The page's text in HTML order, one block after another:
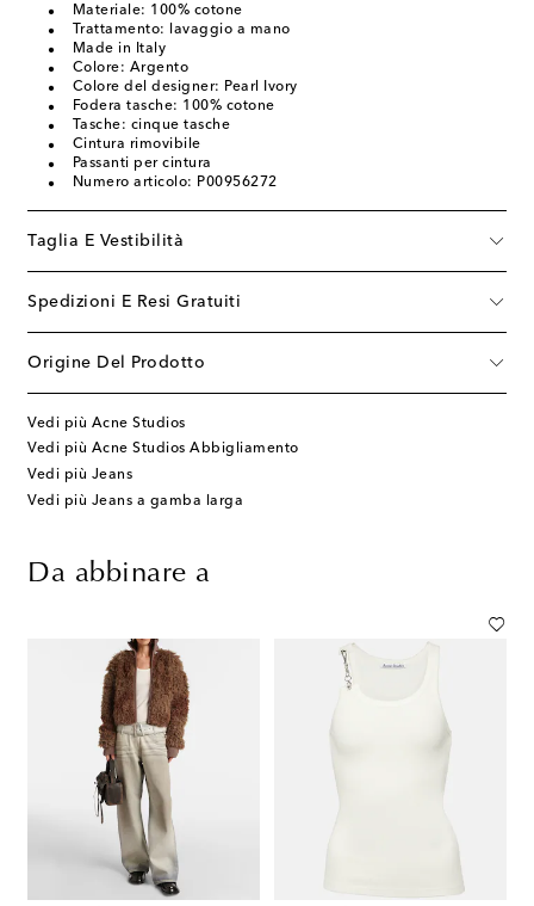
Materiale: 100% cotone
Trattamento: lavaggio a mano
Made in Italy
Colore: Argento
Colore del designer: Pearl Ivory
Fodera tasche: 100% cotone
Tasche: cinque tasche
Cintura rimovibile
Passanti per cintura
Numero articolo: P00956272
Taglia E Vestibilità
Spedizioni E Resi Gratuiti
Origine Del Prodotto
Vedi più Acne Studios
Vedi più Acne Studios Abbigliamento
Vedi più Jeans
Vedi più Jeans a gamba larga
Da abbinare a